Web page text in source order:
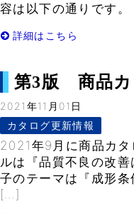
容は以下の通りです
詳細はこちら
第3版 商品カ
2021年11月01日
カタログ更新情報
2021年9月に商品カ
ルは『品質不良の改
子のテーマは『成形
[…]